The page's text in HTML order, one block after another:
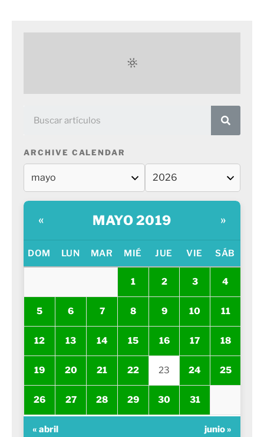
ARCHIVE CALENDAR
« MAYO 2019 »
DOM LUN MAR MIÉ JUE VIE SÁB
1 2 3 4
5 6 7 8 9 10 11
12 13 14 15 16 17 18
19 20 21 22 23 24 25
26 27 28 29 30 31
« abril junio »